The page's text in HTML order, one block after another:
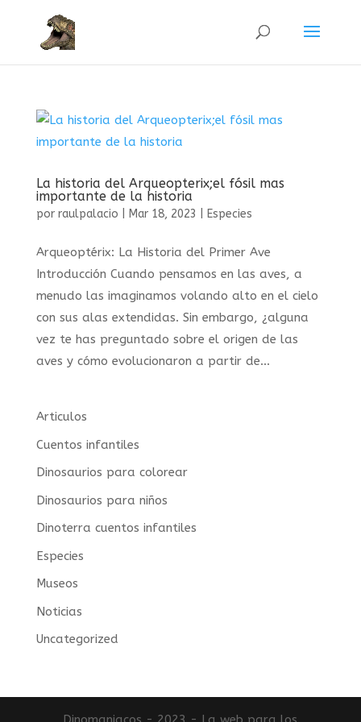
La historia del Arqueopterix;el fósil mas
importante de la historia
por raulpalacio Mar 18, 2023 Especies
Arqueoptérix: La Historia del Primer Ave
Introducción Cuando pensamos en las aves, a
menudo las imaginamos volando alto en el cielo
con sus alas extendidas. Sin embargo, ¿alguna
vez te has preguntado sobre el origen de las
aves y cómo evolucionaron a partir de...
Articulos
Cuentos infantiles
Dinosaurios para colorear
Dinosaurios para niños
Dinoterra cuentos infantiles
Especies
Museos
Noticias
Uncategorized